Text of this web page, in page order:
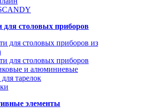
для столовых приборов
для столовых приборов из
для столовых приборов
и алюминиевые
тарелок
элементы